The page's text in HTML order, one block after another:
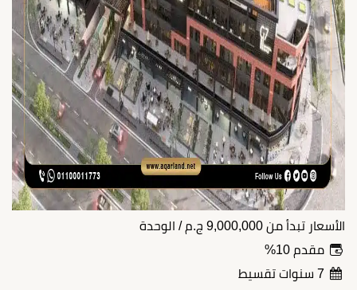
الأسعار تبدأ من 9,000,000 ج.م / الوحدة
مقدم 10%
7 سنوات تقسيط